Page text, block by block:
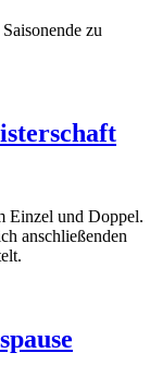
zu
Einzel und Doppel.
anschließenden